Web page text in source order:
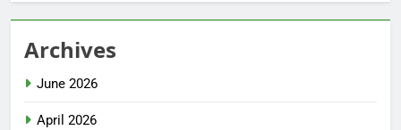
Archives
June 2026
April 2026